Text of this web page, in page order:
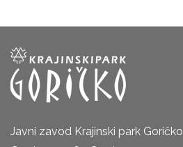
Javni zavod Krajinski park Goričko